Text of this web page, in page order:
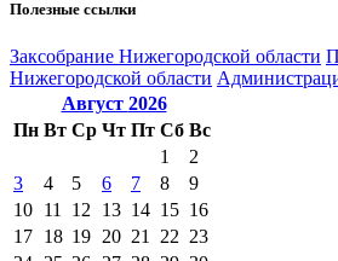
Полезные ссылки
Закcобрание Нижегородской области
Нижегородской области
Август 2026
Пн Вт Ср Чт Пт Сб Вс
1
2
3
4 5 6 7 8
9
10 11 12 13 14 15 16
17 18 19 20 21 22 23